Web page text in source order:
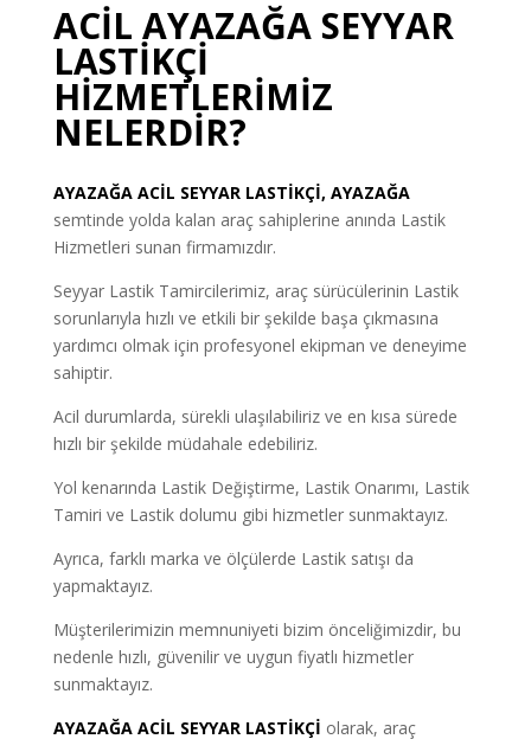
ACİL AYAZAĞA SEYYAR
LASTİKÇİ
HİZMETLERİMİZ
NELERDİR?
AYAZAĞA ACİL SEYYAR LASTİKÇİ, AYAZAĞA
semtinde yolda kalan araç sahiplerine anında Lastik
Hizmetleri sunan firmamızdır.
Seyyar Lastik Tamircilerimiz, araç sürücülerinin Lastik
sorunlarıyla hızlı ve etkili bir şekilde başa çıkmasına
yardımcı olmak için profesyonel ekipman ve deneyime
sahiptir.
Acil durumlarda, sürekli ulaşılabiliriz ve en kısa sürede
hızlı bir şekilde müdahale edebiliriz.
Yol kenarında Lastik Değiştirme, Lastik Onarımı, Lastik
Tamiri ve Lastik dolumu gibi hizmetler sunmaktayız.
Ayrıca, farklı marka ve ölçülerde Lastik satışı da
yapmaktayız.
Müşterilerimizin memnuniyeti bizim önceliğimizdir, bu
nedenle hızlı, güvenilir ve uygun fiyatlı hizmetler
sunmaktayız.
AYAZAĞA ACİL SEYYAR LASTİKÇİ olarak, araç